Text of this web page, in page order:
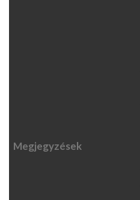
Megjegyzések